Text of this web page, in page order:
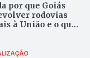
por que Goiás
rodovias
à União e o que